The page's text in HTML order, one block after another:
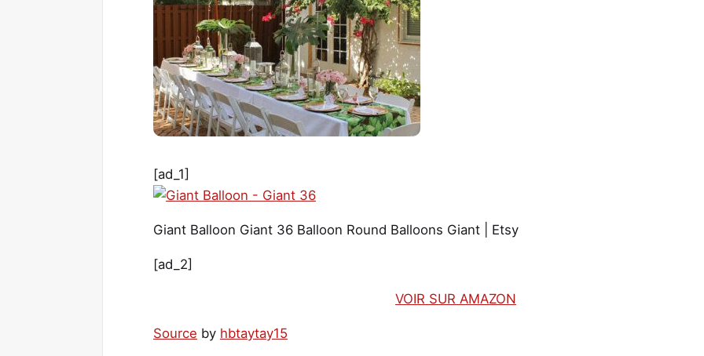
[ad_1]
Giant Balloon Giant 36 Balloon Round Balloons Giant | Etsy
[ad_2]
VOIR SUR AMAZON
Source by hbtaytay15